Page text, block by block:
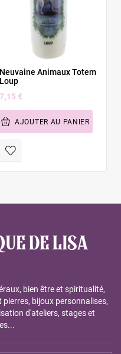
Neuvaine Animaux Totem
Loup
7,15 €
AJOUTER AU PANIER
bien être et spiritualité,
bijoux personnalises,
d'ateliers, stages et